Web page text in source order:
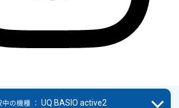
中の機種 ： UQ BASIO active2